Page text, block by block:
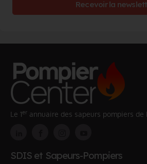
Recevoir la
Le 1er annuaire des sapeurs pompiers de
SDIS et Sapeurs-Pompiers